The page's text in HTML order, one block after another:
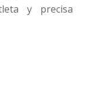
y precisa